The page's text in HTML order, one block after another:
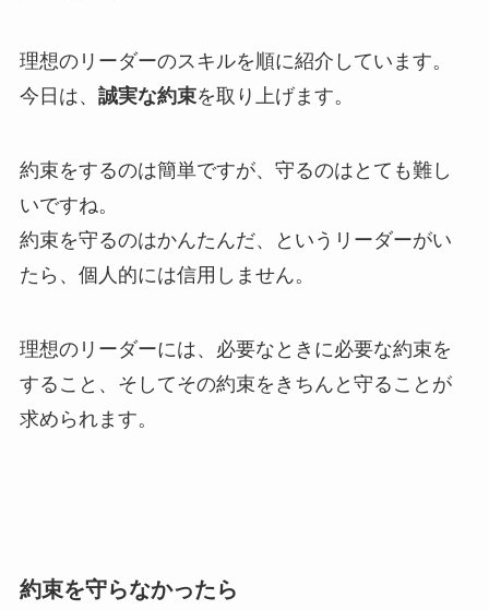
理想のリーダーのスキルを順に紹介しています。
今日は、 誠実な約束を取り上げます。
約束をするのは簡単ですが、守るのはとても難し
いですね。
約束を守るのはかんたんだ、というリーダーがい
たら、個人的には信用しません。
理想のリーダーには、必要なときに必要な約束を
すること、そしてその約束をきちんと守ることが
求められます。
約束を守らなかったら